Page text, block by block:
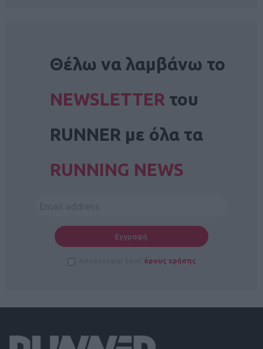
Θέλω να λαμβάνω το
NEWSLETTER του
RUNNER με όλα τα
RUNNING NEWS
όρους χρήσης